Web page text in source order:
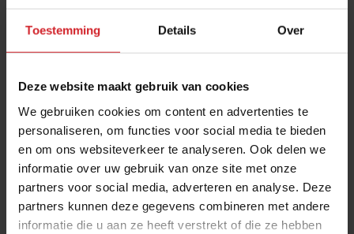
Toestemming Details Over
Deze website maakt gebruik van cookies
We gebruiken cookies om content en advertenties te
personaliseren, om functies voor social media te bieden
en om ons websiteverkeer te analyseren. Ook delen we
informatie over uw gebruik van onze site met onze
partners voor social media, adverteren en analyse. Deze
partners kunnen deze gegevens combineren met andere
informatie die u aan ze heeft verstrekt of die ze hebben
Cupcakes trekken